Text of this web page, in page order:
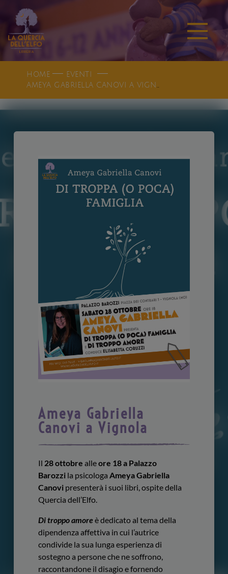
HOME
EVENTI
AMEYA GABRIELLA CANOVI A VIGNOLA
Ameya Gabriella
Canovi a Vignola
Il 28 ottobre alleore 18 a Palazzo
Barozzi la psicologa Ameya Gabriella
Canovi presenterà i suoi libri, ospite della
Quercia dell’Elfo.
Di troppo amoreè dedicato al tema della
dipendenza affettiva in cui l’autrice
condivide la sua lunga esperienza di
sostegno a persone che ne soffrono,
raccontandone il disagio e fornendo